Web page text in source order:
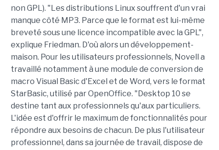
non GPL). "Les distributions Linux souffrent d'un vrai
manque côté MP3. Parce que le format est lui-même
breveté sous une licence incompatible avec la GPL",
explique Friedman. D'où alors un développement-
maison. Pour les utilisateurs professionnels, Novell a
travaillé notamment à une module de conversion de
macro Visual Basic d'Excel et de Word, vers le format
StarBasic, utilisé par OpenOffice. "Desktop 10 se
destine tant aux professionnels qu'aux particuliers.
L'idée est d'offrir le maximum de fonctionnalités pour
répondre aux besoins de chacun. De plus l'utilisateur
professionnel, dans sa journée de travail, dispose de